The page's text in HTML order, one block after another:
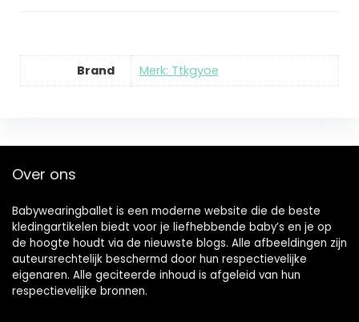
Brand Merk: Ttkgyoe
Over ons
Babywearingballet is een moderne website die de beste
kledingartikelen biedt voor je liefhebbende baby’s en je op
de hoogte houdt via de nieuwste blogs. Alle afbeeldingen zijn
auteursrechtelijk beschermd door hun respectievelijke
eigenaren. Alle geciteerde inhoud is afgeleid van hun
respectievelijke bronnen.